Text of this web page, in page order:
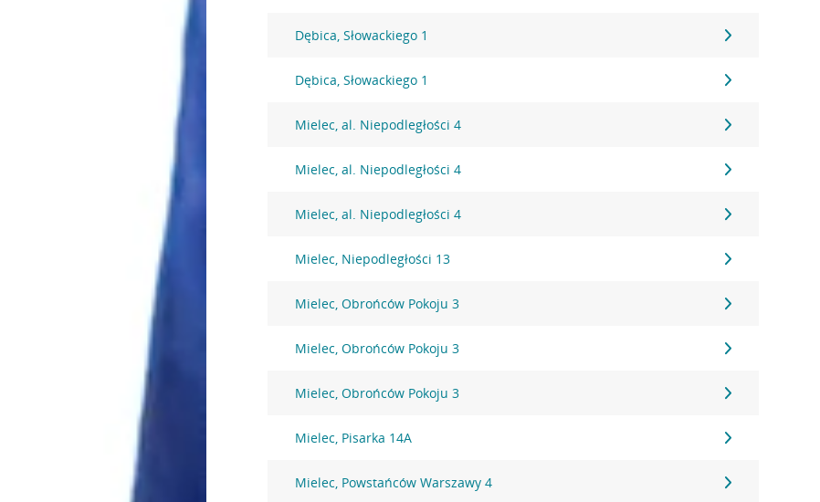
Dębica, Słowackiego 1
Dębica, Słowackiego 1
Mielec, al. Niepodległości 4
Mielec, al. Niepodległości 4
Mielec, al. Niepodległości 4
Mielec, Niepodległości 13
Mielec, Obrońców Pokoju 3
Mielec, Obrońców Pokoju 3
Mielec, Obrońców Pokoju 3
Mielec, Pisarka 14A
Mielec, Powstańców Warszawy 4